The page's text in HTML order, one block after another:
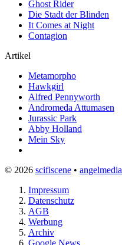
Ghost Rider
Die Stadt der Blinden
It Comes at Night
Contagion
Artikel
Metamorpho
Hawkgirl
Alfred Pennyworth
Andromeda Attumasen
Jurassic Park
Abby Holland
Mein Sky
© 2026 scifiscene • angelmedia
Impressum
Datenschutz
AGB
Werbung
Archiv